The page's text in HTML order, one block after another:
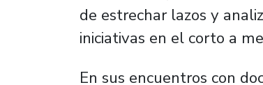
de estrechar lazos y
iniciativas en el corto a
En sus encuentros con